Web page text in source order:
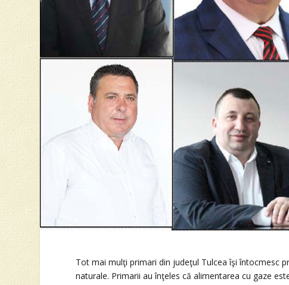
Tot mai mulţi primari din judeţul Tulcea îşi întocmesc
naturale. Primarii au înţeles că alimentarea cu gaze